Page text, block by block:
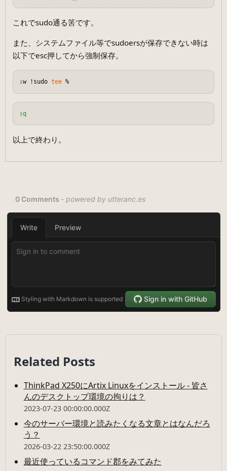
これでsudo通る筈です。
また、システムファイル等でsudoersが保存できない時は
以下でesc押してから強制保存。
:w !sudo tee
:q
以上で終わり。
Related Posts
ThinkPad X250にArtix Linuxをインストール - 皆さ
んのデスクトップ環境の拘りは？
2023-07-23 00:00:00.000Z
今のサーバー環境と読みたくなる文章とはなんだろ
う？
2026-03-22 23:50:00.000Z
最近使っているコマンド郡をみてみた